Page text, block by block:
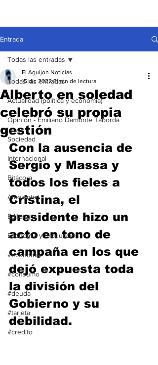
Entrada
Todas las entradas
Actualidad (política y economía)
Opinión - Emiliano Damonte Taborda
Sociedad
Internacional
Bitácora
Ambiente
Editorial
Economía y Producción
#economia
#consumo
#deuda
#tarjeta
#credito
Todas las entradas
Alberto en soledad
celebró su propia
gestión
El Aguijon Noticias
15 dic 2022 3 min de lectura
Con la ausencia de
Sergio y Massa y
todos los fieles a
Cristina, el
presidente hizo un
acto en tono de
campaña en los que
dejó expuesta toda
la división del
Gobierno y su
debilidad.